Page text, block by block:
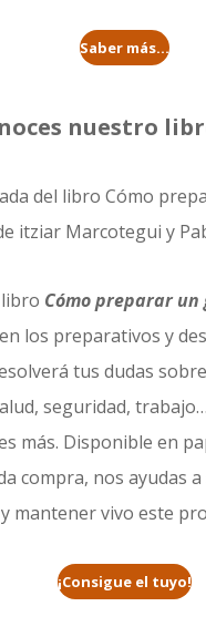
Saber más...
nuestro
Cómo preparar
los preparativos y
tus dudas
seguridad,
más. Disponible en
compra, nos ayudas
mantener vivo este
¡Consigue el tuyo!